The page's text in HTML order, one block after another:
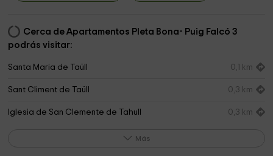
Cerca de Apartamentos Pleta Bona- Puig Falcó 3
podrás visitar:
Santa Maria de Taüll 0,1 km
Sant Climent de Taüll 0,3 km
Iglesia de San Clemente de Tahull 0,3 km
Más